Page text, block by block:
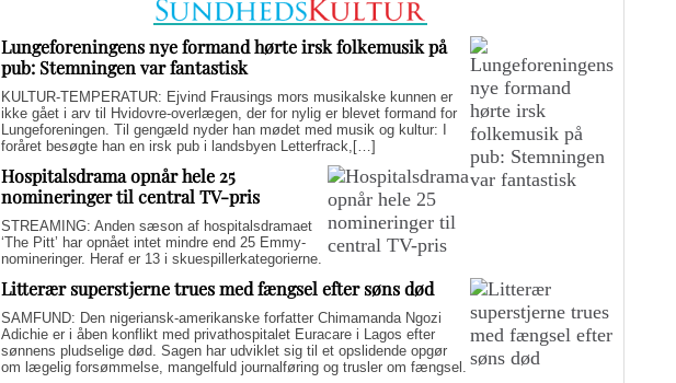
Lungeforeningens nye formand hørte irsk folkemusik på
pub: Stemningen var fantastisk
KULTUR-TEMPERATUR: Ejvind Frausings mors musikalske kunnen er
ikke gået i arv til Hvidovre-overlægen, der for nylig er blevet formand for
Lungeforeningen. Til gengæld nyder han mødet med musik og kultur: I
foråret besøgte han en irsk pub i landsbyen Letterfrack,[…]
Hospitalsdrama opnår hele 25
nomineringer til central TV-pris
STREAMING: Anden sæson af hospitalsdramaet
‘The Pitt’ har opnået intet mindre end 25 Emmy-
nomineringer. Heraf er 13 i skuespillerkategorierne.
Litterær superstjerne trues med fængsel efter søns død
SAMFUND: Den nigeriansk-amerikanske forfatter Chimamanda Ngozi
Adichie er i åben konflikt med privathospitalet Euracare i Lagos efter
sønnens pludselige død. Sagen har udviklet sig til et opslidende opgør
om lægelig forsømmelse, mangelfuld journalføring og trusler om fængsel.